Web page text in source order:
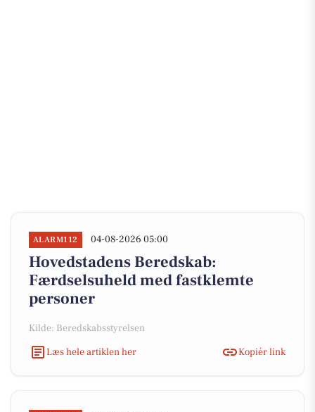
ALARM112 04-08-2026 05:00
Hovedstadens Beredskab:
Færdselsuheld med fastklemte
personer
Kilde: Beredskabsstyrelsen
Læs hele artiklen her
Kopiér link